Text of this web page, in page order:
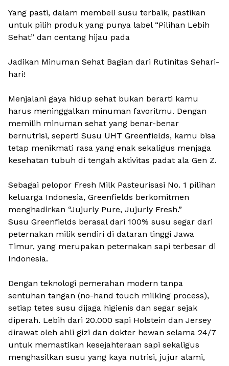
Yang pasti, dalam membeli susu terbaik, pastikan
untuk pilih produk yang punya label “Pilihan Lebih
Sehat” dan centang hijau pada
Jadikan Minuman Sehat Bagian dari Rutinitas Sehari-
hari!
Menjalani gaya hidup sehat bukan berarti kamu
harus meninggalkan minuman favoritmu. Dengan
memilih minuman sehat yang benar-benar
bernutrisi, seperti Susu UHT Greenfields, kamu bisa
tetap menikmati rasa yang enak sekaligus menjaga
kesehatan tubuh di tengah aktivitas padat ala Gen Z.
Sebagai pelopor Fresh Milk Pasteurisasi No. 1 pilihan
keluarga Indonesia, Greenfields berkomitmen
menghadirkan “Jujurly Pure, Jujurly Fresh.”
Susu Greenfields berasal dari 100% susu segar dari
peternakan milik sendiri di dataran tinggi Jawa
Timur, yang merupakan peternakan sapi terbesar di
Indonesia.
Dengan teknologi pemerahan modern tanpa
sentuhan tangan (no-hand touch milking process),
setiap tetes susu dijaga higienis dan segar sejak
diperah. Lebih dari 20.000 sapi Holstein dan Jersey
dirawat oleh ahli gizi dan dokter hewan selama 24/7
untuk memastikan kesejahteraan sapi sekaligus
menghasilkan susu yang kaya nutrisi, jujur alami,